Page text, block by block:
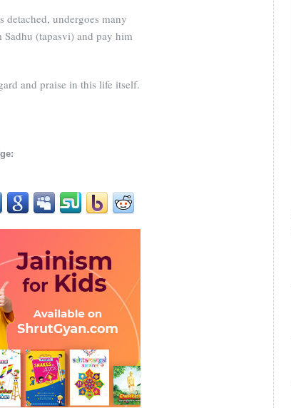
detached, undergoes many
(tapasvi) and pay him
and praise in this life itself.